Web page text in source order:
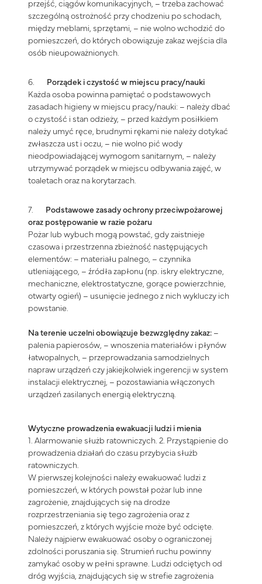
przejść, ciągów komunikacyjnych, – trzeba zachować
szczególną ostrożność przy chodzeniu po schodach,
między meblami, sprzętami, – nie wolno wchodzić do
pomieszczeń, do których obowiązuje zakaz wejścia dla
osób nieupoważnionych.
6.
Porządek i czystość w miejscu pracy/nauki
Każda osoba powinna pamiętać o podstawowych
zasadach higieny w miejscu pracy/nauki: – należy dbać
o czystość i stan odzieży, – przed każdym posiłkiem
należy umyć ręce, brudnymi rękami nie należy dotykać
zwłaszcza ust i oczu, – nie wolno pić wody
nieodpowiadającej wymogom sanitarnym, – należy
utrzymywać porządek w miejscu odbywania zajęć, w
toaletach oraz na korytarzach.
7.
Podstawowe zasady ochrony przeciwpożarowej
oraz postępowanie w razie pożaru
Pożar lub wybuch mogą powstać, gdy zaistnieje
czasowa i przestrzenna zbieżność następujących
elementów: – materiału palnego, – czynnika
utleniającego, – źródła zapłonu (np. iskry elektryczne,
mechaniczne, elektrostatyczne, gorące powierzchnie,
otwarty ogień) – usunięcie jednego z nich wykluczy ich
powstanie.
Na terenie uczelni obowiązuje bezwzględny zakaz: –
palenia papierosów, – wnoszenia materiałów i płynów
łatwopalnych, – przeprowadzania samodzielnych
napraw urządzeń czy jakiejkolwiek ingerencji w system
instalacji elektrycznej, – pozostawiania włączonych
urządzeń zasilanych energią elektryczną.
Wytyczne prowadzenia ewakuacji ludzi i mienia
1. Alarmowanie służb ratowniczych. 2. Przystąpienie do
prowadzenia działań do czasu przybycia służb
ratowniczych.
W pierwszej kolejności należy ewakuować ludzi z
pomieszczeń, w których powstał pożar lub inne
zagrożenie, znajdujących się na drodze
rozprzestrzeniania się tego zagrożenia oraz z
pomieszczeń, z których wyjście może być odcięte.
Należy najpierw ewakuować osoby o ograniczonej
zdolności poruszania się. Strumień ruchu powinny
zamykać osoby w pełni sprawne. Ludzi odciętych od
dróg wyjścia, znajdujących się w strefie zagrożenia